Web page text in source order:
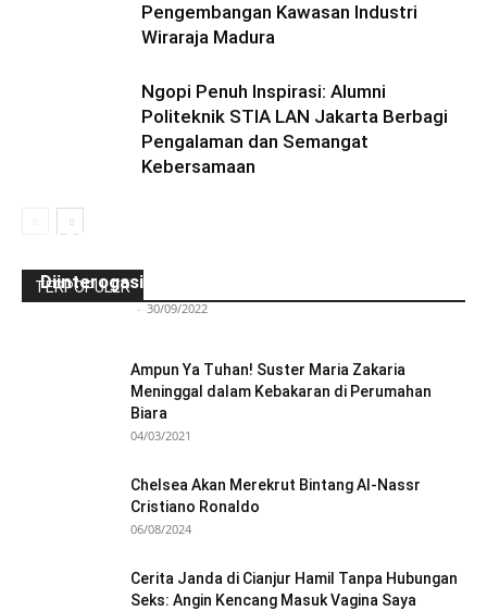
Pengembangan Kawasan Industri
Wiraraja Madura
Ngopi Penuh Inspirasi: Alumni
Politeknik STIA LAN Jakarta Berbagi
Pengalaman dan Semangat
Kebersamaan
TERPOPULER
Ini Kronologinya! Diduga Teriaki Kata Sambo,
Diinterogasi Aparat Polres Sikka
- 30/09/2022
Ampun Ya Tuhan! Suster Maria Zakaria
Meninggal dalam Kebakaran di Perumahan
Biara
04/03/2021
Chelsea Akan Merekrut Bintang Al-Nassr
Cristiano Ronaldo
06/08/2024
Cerita Janda di Cianjur Hamil Tanpa Hubungan
Seks: Angin Kencang Masuk Vagina Saya